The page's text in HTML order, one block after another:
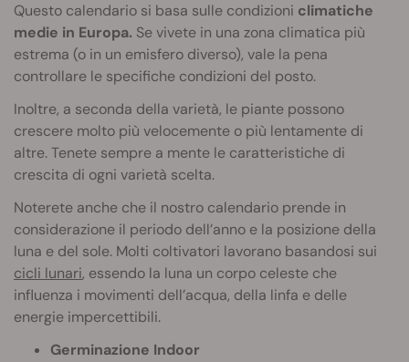
Questo calendario si basa sulle condizioni climatiche
medie in Europa. Se vivete in una zona climatica più
estrema (o in un emisfero diverso), vale la pena
controllare le specifiche condizioni del posto.
Inoltre, a seconda della varietà, le piante possono
crescere molto più velocemente o più lentamente di
altre. Tenete sempre a mente le caratteristiche di
crescita di ogni varietà scelta.
Noterete anche che il nostro calendario prende in
considerazione il periodo dell’anno e la posizione della
luna e del sole. Molti coltivatori lavorano basandosi sui
cicli lunari, essendo la luna un corpo celeste che
influenza i movimenti dell’acqua, della linfa e delle
energie impercettibili.
Germinazione Indoor